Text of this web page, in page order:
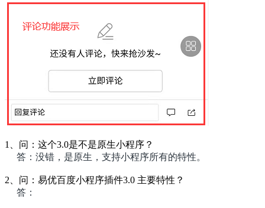
1、问：这个3.0是不是原生小程序？
答：没错，是原生，支持小程序所有的特性。
2、问：易优百度小程序插件3.0 主要特性？
答：